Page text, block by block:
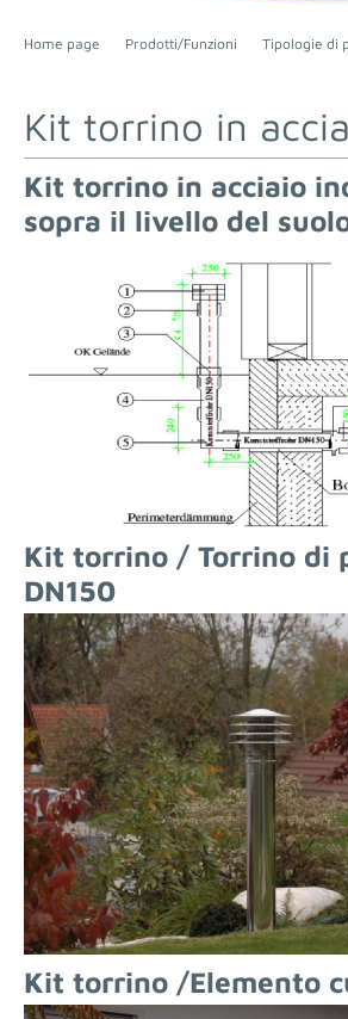
Home page Prodotti/Funzioni Tipologie di
Kit torrino in
Kit torrino in acciaio
sopra il livello del
Kit torrino / Torrino di
DN150
Kit torrino /Elemento